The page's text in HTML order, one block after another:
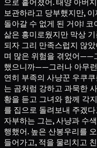
으로 흩어졌어. 태양 아버
보관하라고 당부했지만,
돌아갈 수 없게 된 거야!
삶은 흥미로웠지만 막상
되자 그리 만족스럽지 않
며 많은 위험을 겪었어——
했으니까——그러나 아무
연히 부족의 사냥꾼 우쿠
는 곰처럼 강하고 과묵한
황을 듣고 그녀와 함께 각
를 집으로 돌려보내 주겠
자부하는 그는, 사냥과 수
행했어. 높은 산봉우리를
들어가고, 적을 물리치고